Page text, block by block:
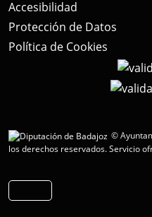
Accesibilidad
Protección de Datos
Política de Cookies
©
los derechos reservados.Servicio